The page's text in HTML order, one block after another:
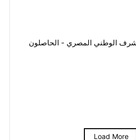
الوطني المصري - الحاصلون
Load More